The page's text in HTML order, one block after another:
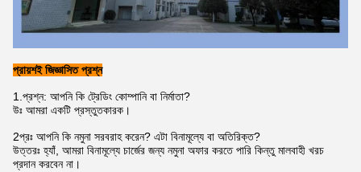
প্রায়শই জিজ্ঞাসিত প্রশ্ন
1.প্রশ্ন: আপনি কি ট্রেডিং কোম্পানি বা নির্মাতা?
উঃ আমরা একটি প্রস্তুতকারক।
2প্রঃ আপনি কি নমুনা সরবরাহ করেন? এটা বিনামূল্যে বা অতিরিক্ত?
উত্তরঃ হ্যাঁ, আমরা বিনামূল্যে চার্জের জন্য নমুনা অফার করতে পারি কিন্তু মালবাহী খরচ
প্রদান করবেন না।